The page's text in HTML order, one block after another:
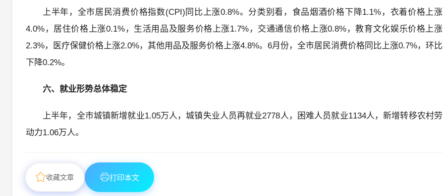
上半年，全市居民消费价格指数(CPI)同比上涨0.8%。分类别看，食品烟酒价格下降1.1%，衣着价格上涨
4.0%，居住价格上涨0.1%，生活用品及服务价格上涨1.7%，交通通信价格上涨0.8%，教育文化娱乐价格上涨
2.3%，医疗保健价格上涨2.0%，其他用品及服务价格上涨4.8%。6月份，全市居民消费价格同比上涨0.7%，环比
下降0.2%。
六、就业形势总体稳定
上半年，全市城镇新增就业1.05万人，城镇失业人员再就业2778人，困难人员就业1134人，新增转移农村劳
动力1.06万人。
收藏文章 打印本文